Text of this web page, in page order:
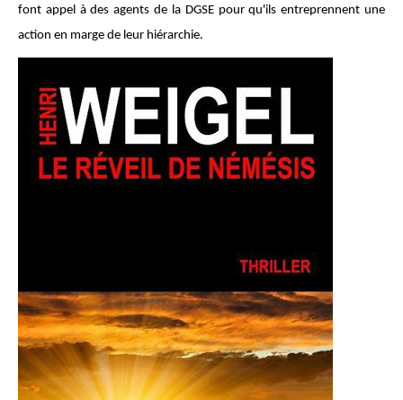
font appel à des agents de la DGSE pour qu'ils entreprennent une
action en marge de leur hiérarchie.